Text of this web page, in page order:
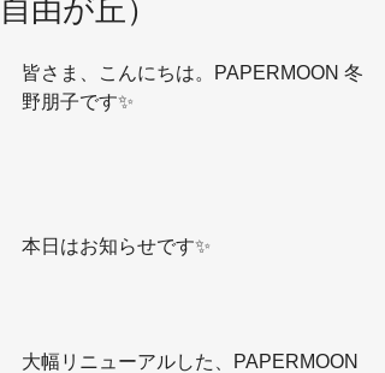
自由が丘）
皆さま、こんにちは。PAPERMOON 冬
野朋子です✨
本日はお知らせです✨
大幅リニューアルした、PAPERMOON